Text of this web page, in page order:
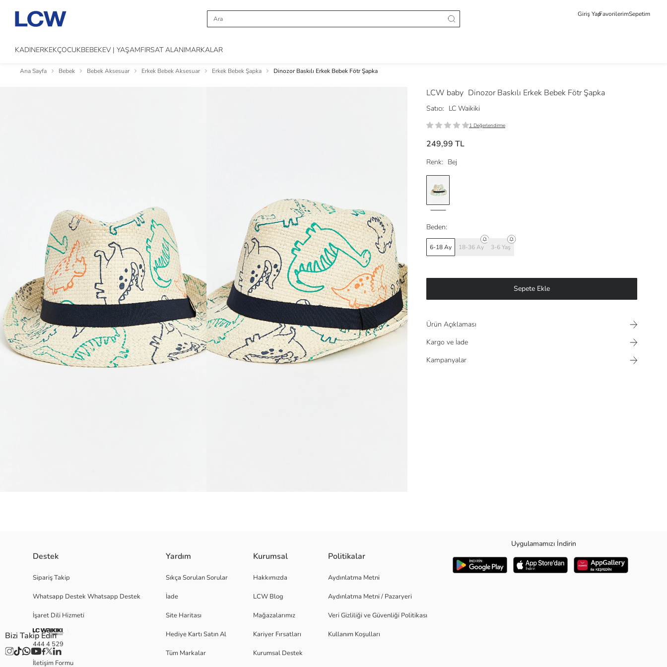
Giriş YapFavorilerimSepetim
KADINERKEKÇOCUKBEBEKEV | YAŞAMFIRSAT ALANIMARKALAR
Ana Sayfa Bebek Bebek Aksesuar Erkek Bebek Aksesuar Erkek Bebek Şapka Dinozor Baskılı Erkek Bebek Fötr Şapka
LCW baby Dinozor Baskılı Erkek Bebek Fötr Şapka
Satıcı: LC Waikiki
1 Değerlendirme
249,99 TL
Renk: Bej
Beden:
6-18 Ay 18-36 Ay 3-6 Yaş
Sepete Ekle
Ürün Açıklaması
Kargo ve İade
Kampanyalar
Satıcı:
Marka:
Cinsiyet:
Destek
Sipariş Takip
Whatsapp Destek Whatsapp Destek
İşaret Dili Hizmeti
444 4 529
İletişim Formu
Yardım
Sıkça Sorulan Sorular
İade
Site Haritası
Hediye Kartı Satın Al
Tüm Markalar
Kurumsal
Hakkımızda
LCW Blog
Mağazalarımız
Kariyer Fırsatları
Kurumsal Destek
Politikalar
Aydınlatma Metni
Aydınlatma Metni / Pazaryeri
Veri Gizliliği ve Güvenliği Politikası
Kullanım Koşulları
Uygulamamızı İndirin
Bizi Takip Edin